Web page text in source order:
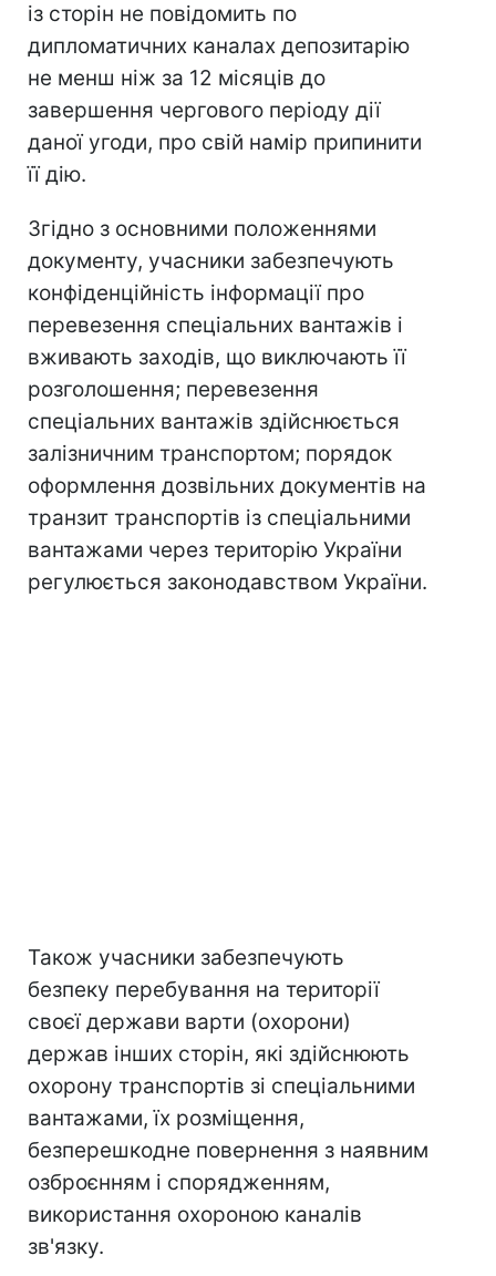
із сторін не повідомить по
дипломатичних каналах депозитарію
не менш ніж за 12 місяців до
завершення чергового періоду дії
даної угоди, про свій намір припинити
її дію.
Згідно з основними положеннями
документу, учасники забезпечують
конфіденційність інформації про
перевезення спеціальних вантажів і
вживають заходів, що виключають її
розголошення; перевезення
спеціальних вантажів здійснюється
залізничним транспортом; порядок
оформлення дозвільних документів на
транзит транспортів із спеціальними
вантажами через територію України
регулюється законодавством України.
Також учасники забезпечують
безпеку перебування на території
своєї держави варти (охорони)
держав інших сторін, які здійснюють
охорону транспортів зі спеціальними
вантажами, їх розміщення,
безперешкодне повернення з наявним
озброєнням і спорядженням,
використання охороною каналів
зв'язку.